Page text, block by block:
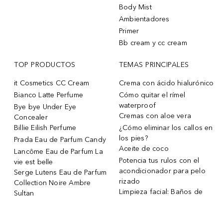
Body Mist
Ambientadores
Primer
Bb cream y cc cream
TOP PRODUCTOS
it Cosmetics CC Cream
Bianco Latte Perfume
Bye bye Under Eye
Concealer
Billie Eilish Perfume
Prada Eau de Parfum Candy
Lancôme Eau de Parfum La
vie est belle
Serge Lutens Eau de Parfum
Collection Noire Ambre
Sultan
TEMAS PRINCIPALES
Crema con ácido hialurónico
Cómo quitar el rímel
waterproof
Cremas con aloe vera
¿Cómo eliminar los callos en
los pies?
Aceite de coco
Potencia tus rulos con el
acondicionador para pelo
rizado
Limpieza facial: Baños de